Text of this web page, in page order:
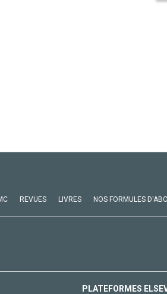
REVUES LIVRES NOS FORMULES
PLATEFORMES